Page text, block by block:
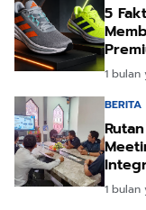
5
1 bulan
BERITA
1 bulan